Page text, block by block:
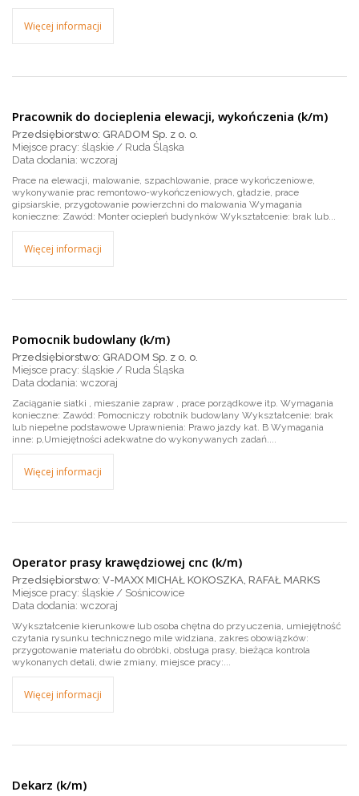
Więcej informacji
Pracownik do docieplenia elewacji, wykończenia (k/m)
Przedsiębiorstwo: GRADOM Sp. z o. o.
Miejsce pracy: śląskie / Ruda Śląska
wczoraj
Prace na elewacji, malowanie, szpachlowanie, prace wykończeniowe,
wykonywanie prac remontowo-wykończeniowych, gładzie, prace
gipsiarskie, przygotowanie powierzchni do malowania Wymagania
konieczne: Zawód: Monter ociepleń budynków Wykształcenie: brak lub...
Więcej informacji
Pomocnik budowlany (k/m)
Przedsiębiorstwo: GRADOM Sp. z o. o.
Miejsce pracy: śląskie / Ruda Śląska
wczoraj
Zaciąganie siatki , mieszanie zapraw , prace porządkowe itp. Wymagania
konieczne: Zawód: Pomocniczy robotnik budowlany Wykształcenie: brak
lub niepełne podstawowe Uprawnienia: Prawo jazdy kat. B Wymagania
inne: p,Umiejętności adekwatne do wykonywanych zadań....
Więcej informacji
Operator prasy krawędziowej cnc (k/m)
Przedsiębiorstwo: V-MAXX MICHAŁ KOKOSZKA, RAFAŁ MARKS
Miejsce pracy: śląskie / Sośnicowice
wczoraj
Wykształcenie kierunkowe lub osoba chętna do przyuczenia, umiejętność
czytania rysunku technicznego mile widziana, zakres obowiązków:
przygotowanie materiału do obróbki, obsługa prasy, bieżąca kontrola
wykonanych detali, dwie zmiany, miejsce pracy:...
Więcej informacji
Dekarz (k/m)